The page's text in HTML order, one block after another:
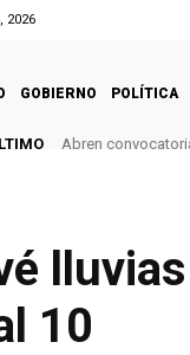
2026
GOBIERNO POLÍTICA
Abren
10